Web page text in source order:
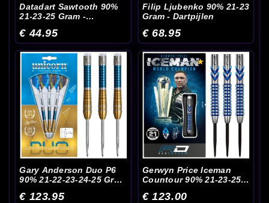
Datadart Sawtooth 90%
21-23-25 Gram -
€ 44.95
Filip Ljubenko 90% 21-23
Gram - Dartpijlen
€ 68.95
Gary Anderson Duo P6
90% 21-22-23-24-25 Gram
€ 123.95
Gerwyn Price Iceman
Countour 90% 21-23-25
€ 123.00